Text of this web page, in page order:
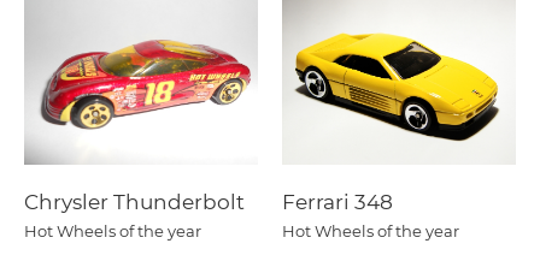
Chrysler Thunderbolt
Hot Wheels of the year
Ferrari 348
Hot Wheels of the year